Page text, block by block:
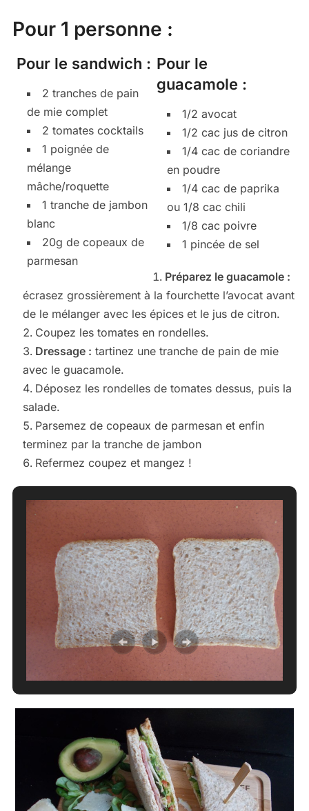
Pour 1 personne :
Pour le sandwich :
2 tranches de pain
de mie complet
2 tomates cocktails
1 poignée de
mélange
mâche/roquette
1 tranche de jambon
blanc
20g de copeaux de
parmesan
Pour le
guacamole :
1/2 avocat
1/2 cac jus de citron
1/4 cac de coriandre
en poudre
1/4 cac de paprika
ou 1/8 cac chili
1/8 cac poivre
1 pincée de sel
Préparez le guacamole :
écrasez grossièrement à la fourchette l’avocat avant
de le mélanger avec les épices et le jus de citron.
Coupez les tomates en rondelles.
Dressage : tartinez une tranche de pain de mie
avec le guacamole.
Déposez les rondelles de tomates dessus, puis la
salade.
Parsemez de copeaux de parmesan et enfin
terminez par la tranche de jambon
Refermez coupez et mangez !